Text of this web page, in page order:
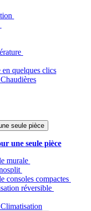
quelques clics
seule pièce
une seule pièce
murale
consoles compactes
réversible